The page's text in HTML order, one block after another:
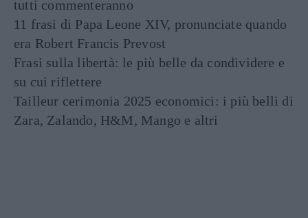
tutti commenteranno
11 frasi di Papa Leone XIV, pronunciate quando
era Robert Francis Prevost
Frasi sulla libertà: le più belle da condividere e
su cui riflettere
Tailleur cerimonia 2025 economici: i più belli di
Zara, Zalando, H&M, Mango e altri